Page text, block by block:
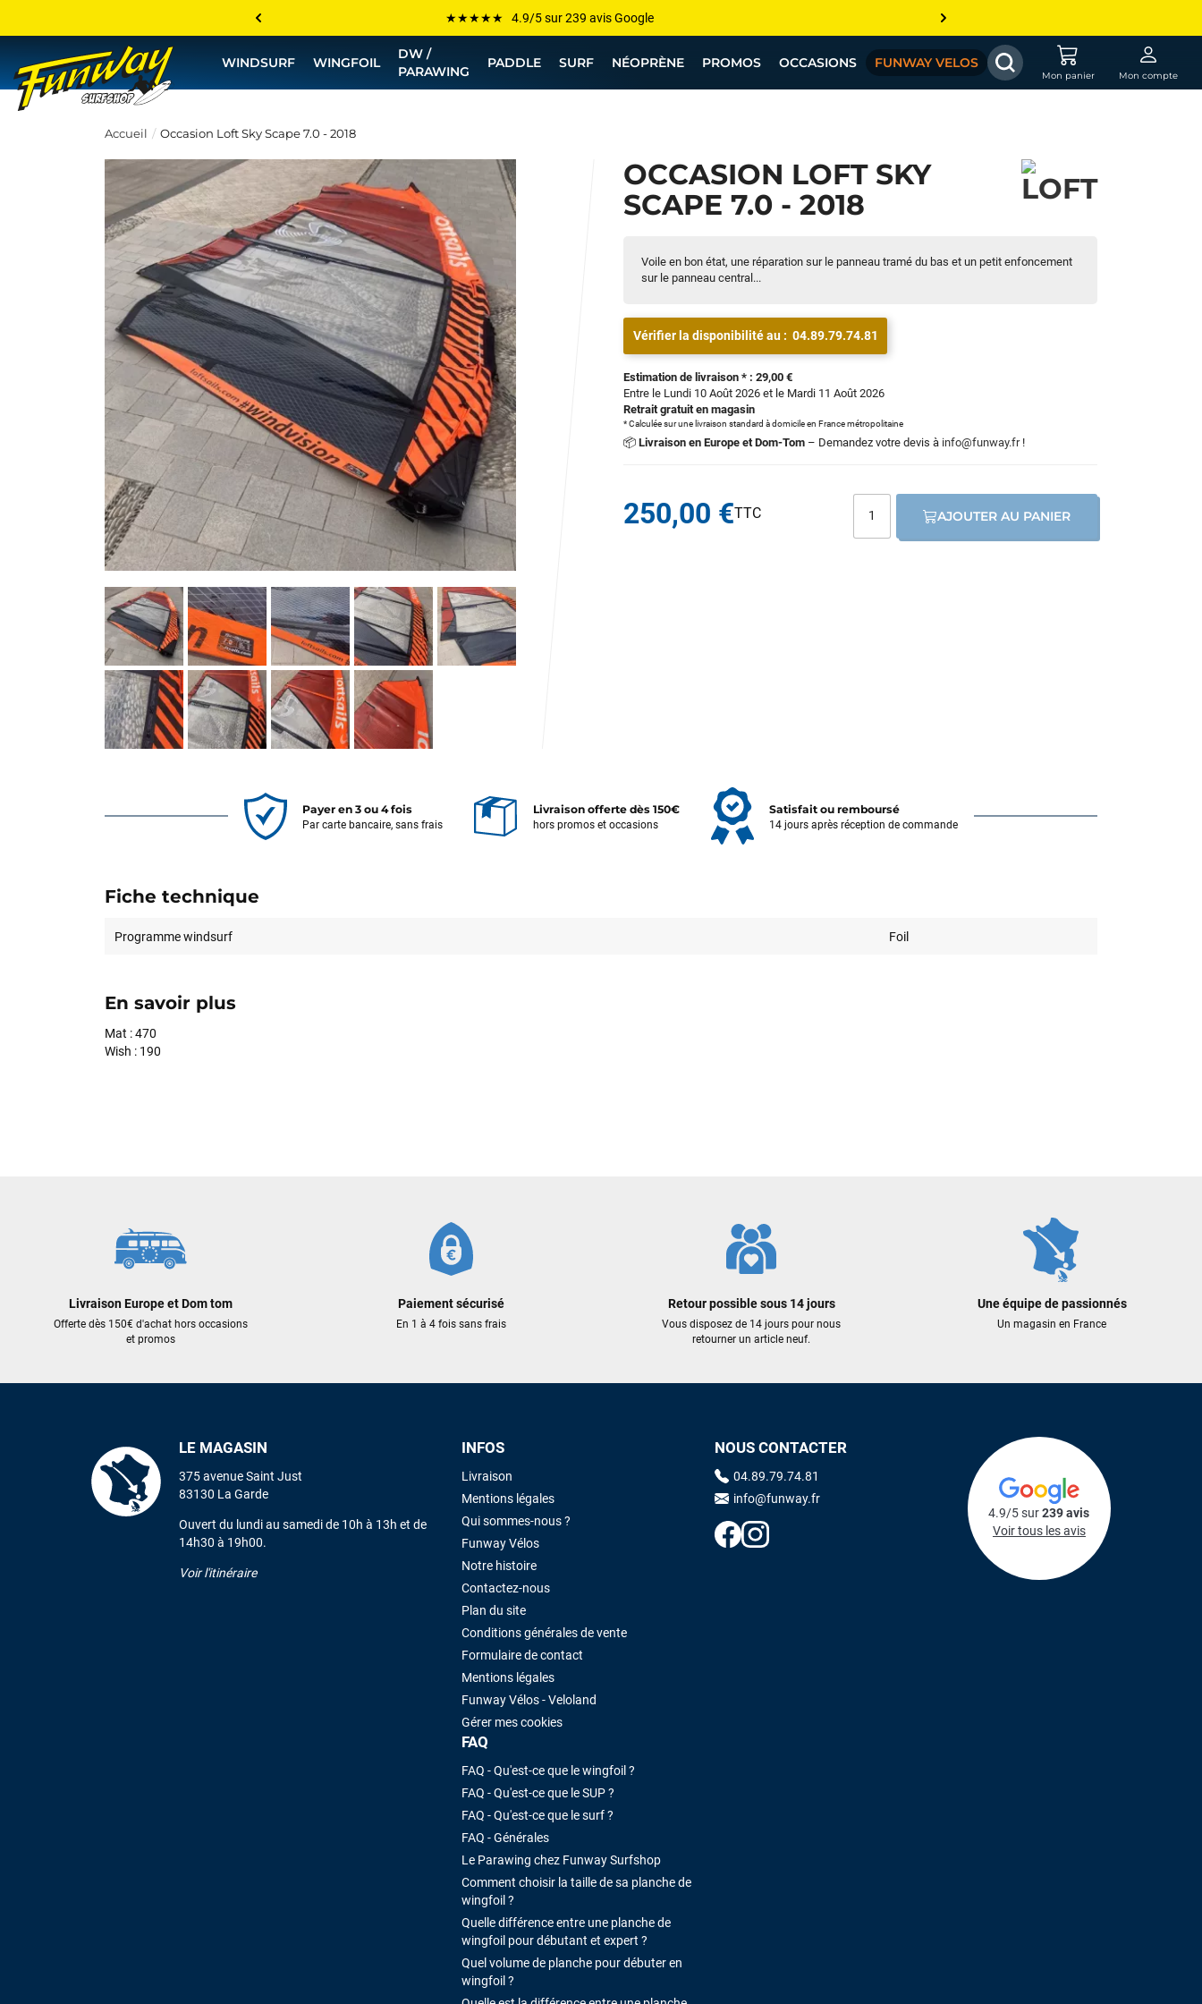
Les plus grandes marques sont chez Funway
Jusqu’à -75% de remise sur le windsurf, wingfoil, etc...
💰 Meilleur prix garanti — Moins cher ailleurs ? On s’aligne !
WINDSURF WINGFOIL
DW /
PARAWING
PADDLE SURF NÉOPRÈNE PROMOS OCCASIONS FUNWAY VELOS
Mon panier Mon compte
Accueil Occasion Loft Sky Scape 7.0 - 2018
OCCASION LOFT SKY
SCAPE 7.0 - 2018
Voile en bon état, une réparation sur le panneau tramé du bas et un petit enfoncement
sur le panneau central...
Vérifier la disponibilité au : 04.89.79.74.81
Estimation de livraison * : 29,00 €
Entre le Lundi 10 Août 2026 et le Mardi 11 Août 2026
Retrait gratuit en magasin
* Calculée sur une livraison standard à domicile en France métropolitaine
📦 Livraison en Europe et Dom-Tom – Demandez votre devis à info@funway.fr!
250,00 € AJOUTER AU PANIER
Payer en 3 ou 4 fois
Par carte bancaire, sans frais
Livraison offerte dès 150€
hors promos et occasions
Satisfait ou remboursé
14 jours après réception de commande
Fiche technique
Programme windsurf Foil
En savoir plus
Mat : 470
Wish : 190
Livraison Europe et Dom tom
Offerte dès 150€ d'achat hors occasions
et promos
Paiement sécurisé
En 1 à 4 fois sans frais
Retour possible sous 14 jours
Vous disposez de 14 jours pour nous
retourner un article neuf.
Une équipe de passionnés
Un magasin en France
LE MAGASIN
375 avenue Saint Just
83130 La Garde
Ouvert du lundi au samedi de 10h à 13h et de
14h30 à 19h00.
Voir l'itinéraire
INFOS
Livraison
Mentions légales
Qui sommes-nous ?
Funway Vélos
Notre histoire
Contactez-nous
Plan du site
Conditions générales de vente
Formulaire de contact
Mentions légales
Funway Vélos - Veloland
Gérer mes cookies
FAQ
FAQ - Qu'est-ce que le wingfoil ?
FAQ - Qu'est-ce que le SUP ?
FAQ - Qu'est-ce que le surf ?
FAQ - Générales
Le Parawing chez Funway Surfshop
Comment choisir la taille de sa planche de
wingfoil ?
Quelle différence entre une planche de
wingfoil pour débutant et expert ?
Quel volume de planche pour débuter en
wingfoil ?
NOUS CONTACTER
04.89.79.74.81
info@funway.fr
4.9/5 sur239 avis
Voir tous les avis
Cela faisait 6 mois que je galérais à remplacer ma board eux m'ont
trouvé une pépite à laquelle je n'aurais jamais pensé ! Excellent conseil
excellent prix et en plus super sympas. Merci encore pour cette severne
dyno !